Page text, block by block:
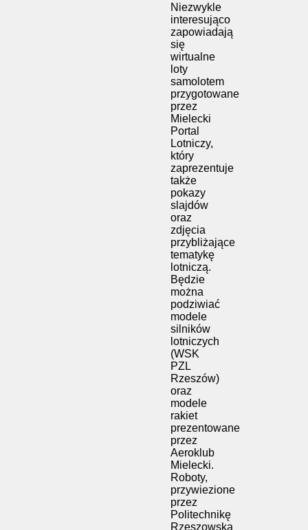
Niezwykle
interesująco
zapowiadają
się
wirtualne
loty
samolotem
przygotowane
przez
Mielecki
Portal
Lotniczy,
który
zaprezentuje
także
pokazy
slajdów
oraz
zdjęcia
przybliżające
tematykę
lotniczą.
Będzie
można
podziwiać
modele
silników
lotniczych
(WSK
PZL
Rzeszów)
oraz
modele
rakiet
prezentowane
przez
Aeroklub
Mielecki.
Roboty,
przywiezione
przez
Politechnikę
Rzeszowską